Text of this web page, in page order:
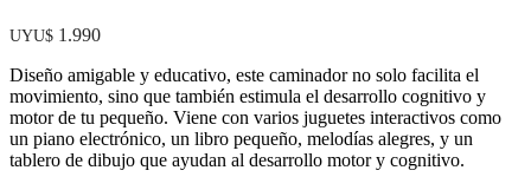
UYU$ 1.990
Diseño amigable y educativo, este caminador no solo facilita el
movimiento, sino que también estimula el desarrollo cognitivo y
motor de tu pequeño. Viene con varios juguetes interactivos como
un piano electrónico, un libro pequeño, melodías alegres, y un
tablero de dibujo que ayudan al desarrollo motor y cognitivo.